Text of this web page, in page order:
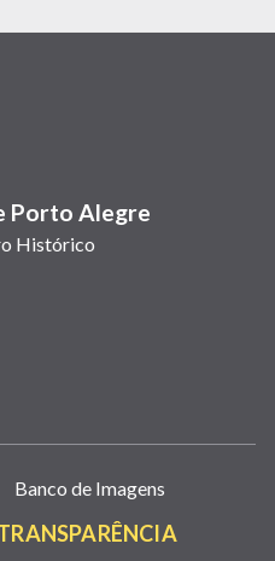
em
em
em
Porto Alegre
Histórico
Banco de Imagens
(LINK